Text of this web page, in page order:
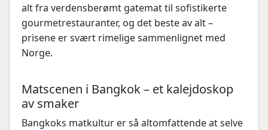
alt fra verdensberømt gatemat til sofistikerte
gourmetrestauranter, og det beste av alt –
prisene er svært rimelige sammenlignet med
Norge.
Matscenen i Bangkok – et kalejdoskop
av smaker
Bangkoks matkultur er så altomfattende at selve